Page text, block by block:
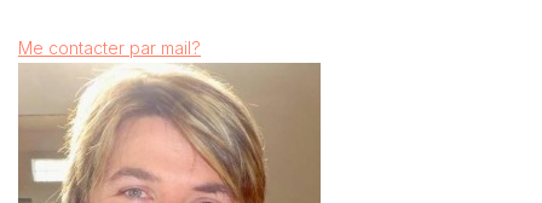
Me contacter par mail?